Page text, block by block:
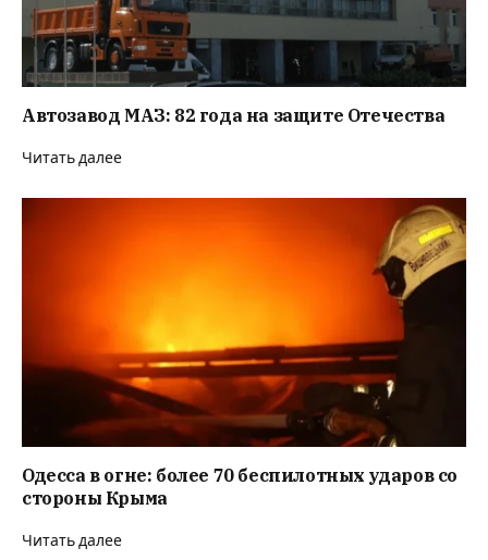
Автозавод МАЗ: 82 года на защите Отечества
Читать далее
Одесса в огне: более 70 беспилотных ударов со
стороны Крыма
Читать далее